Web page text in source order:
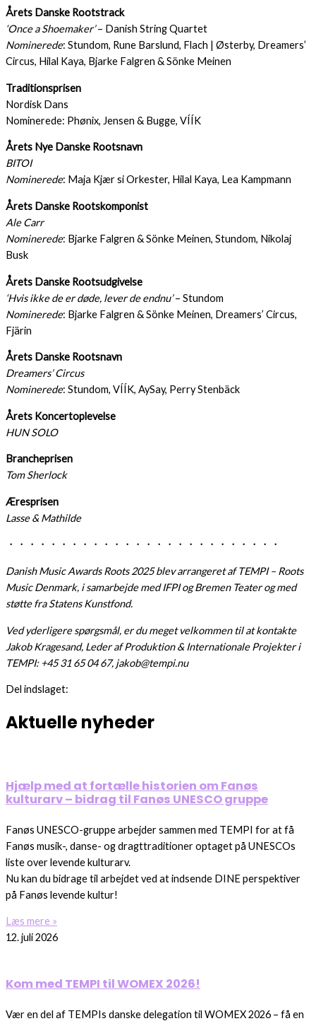
Årets Danske Rootstrack
‘Once a Shoemaker’– Danish String Quartet
Nominerede: Stundom, Rune Barslund, Flach | Østerby, Dreamers’
Circus, Hilal Kaya, Bjarke Falgren & Sönke Meinen
Traditionsprisen
Nordisk Dans
Nominerede: Phønix, Jensen & Bugge, VÍÍK
Årets Nye Danske Rootsnavn
BITOI
Nominerede: Maja Kjær si Orkester, Hilal Kaya, Lea Kampmann
Årets Danske Rootskomponist
Ale Carr
Nominerede: Bjarke Falgren & Sönke Meinen, Stundom, Nikolaj
Busk
Årets Danske Rootsudgivelse
‘Hvis ikke de er døde, lever de endnu’– Stundom
Nominerede: Bjarke Falgren & Sönke Meinen, Dreamers’ Circus,
Fjärin
Årets Danske Rootsnavn
Dreamers’ Circus
Nominerede: Stundom, VÍÍK, AySay, Perry Stenbäck
Årets Koncertoplevelse
HUN SOLO
Brancheprisen
Tom Sherlock
Æresprisen
Lasse & Mathilde
・・・・・・・・・・・・・・・・・・・・・・・・・・
Danish Music Awards Roots 2025 blev arrangeret af TEMPI – Roots
Music Denmark, i samarbejde med IFPI og Bremen Teater og med
støtte fra Statens Kunstfond.
Ved yderligere spørgsmål, er du meget velkommen til at kontakte
Jakob Kragesand, Leder af Produktion & Internationale Projekter i
TEMPI: +45 31 65 04 67, jakob@tempi.nu
Del indslaget:
Aktuelle nyheder
Hjælp med at fortælle historien om Fanøs
kulturarv – bidrag til Fanøs UNESCO gruppe
Fanøs UNESCO-gruppe arbejder sammen med TEMPI for at få
Fanøs musik-, danse- og dragttraditioner optaget på UNESCOs
liste over levende kulturarv.
Nu kan du bidrage til arbejdet ved at indsende DINE perspektiver
på Fanøs levende kultur!
Læs mere »
12. juli 2026
Kom med TEMPI til WOMEX 2026!
Vær en del af TEMPIs danske delegation til WOMEX 2026 – få en